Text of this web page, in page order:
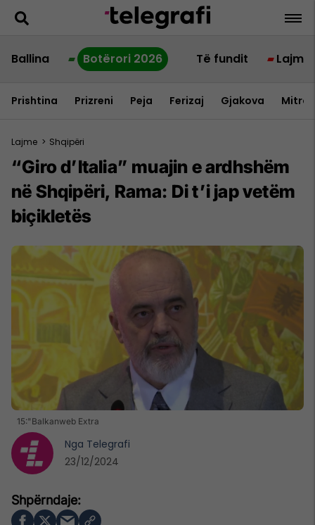
Ballina Botërori 2026 Të fundit Lajme
Prishtina Prizreni Peja Ferizaj Gjakova
Lajme > Shqipëri
“Giro d’Italia” muajin e ardhshëm
në Shqipëri, Rama: Di t’i jap vetëm
biçikletës
15:"Balkanweb Extra
Nga Telegrafi
23/12/2024